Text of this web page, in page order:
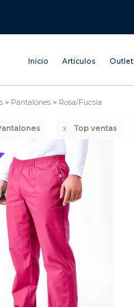
Inicio Artículos Outlet
Pantalones Rosa/Fucsia
Top ventas